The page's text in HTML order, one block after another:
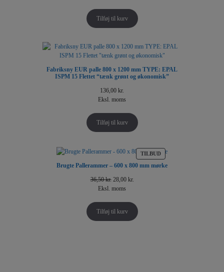
Tilføj til kurv
Fabriksny EUR palle 800 x 1200 mm TYPE: EPAL
ISPM 15 Flettet “tænk grønt og økonomisk”
136,00 kr.
Eksl. moms
Tilføj til kurv
TILBUDVARE
PÅ
TILBUD
Brugte Pallerammer – 600 x 800 mm mørke
36,50kr. Original
price
36,50 kr..
28,00 kr.
28,00 kr..
Eksl. moms
Tilføj til kurv